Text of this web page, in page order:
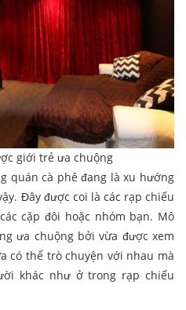
giới trẻ ưa chuộng
quán cà phê đang là xu hướng
Đây được coi là các rạp chiếu
cặp đôi hoặc nhóm bạn. Mô
ưa chuộng bởi vừa được xem
có thể trò chuyện với nhau mà
khác như ở trong rạp chiếu